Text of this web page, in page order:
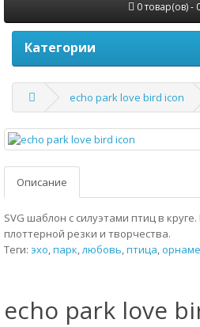
0 товар(ов) -
Категории
echo park love bird icon
Описание
SVG шаблон с силуэтами птиц в
плоттерной резки и творчества.
Теги: эхо,парк,любовь,птица,
echo park love